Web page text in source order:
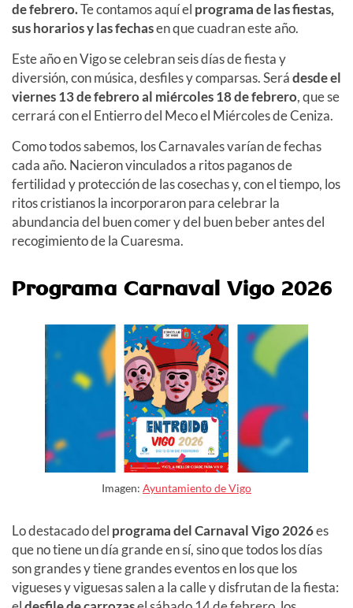
de febrero.Te contamos aquí el programa de las fiestas,
sus horarios y las fechasen que cuadran este año.
Este año en Vigo se celebran seis días de fiesta y
diversión, con música, desfiles y comparsas. Serádesde el
viernes 13 de febrero al miércoles 18 de febrero, que se
cerrará con el Entierro del Meco el Miércoles de Ceniza.
Como todos sabemos, los Carnavales varían de fechas
cada año. Nacieron vinculados a ritos paganos de
fertilidad y protección de las cosechas y, con el tiempo, los
ritos cristianos la incorporaron para celebrar la
abundancia del buen comer y del buen beber antes del
recogimiento de la Cuaresma.
Programa Carnaval Vigo 2026
Imagen: Ayuntamiento de Vigo
Lo destacado del programa del Carnaval Vigo 2026es
que no tiene un día grande en sí, sino que todos los días
son grandes y tiene grandes eventos en los que los
vigueses y viguesas salen a la calle y disfrutan de la fiesta: